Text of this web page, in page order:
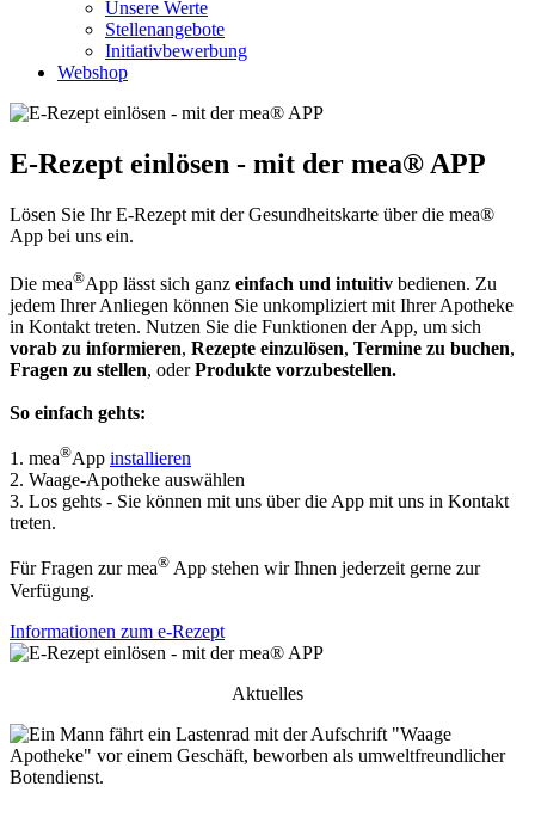
Unsere Werte
Stellenangebote
Initiativbewerbung
Webshop
E-Rezept einlösen - mit der mea® APP
Lösen Sie Ihr E-Rezept mit der Gesundheitskarte über die mea®
App bei uns ein.
Die mea®App lässt sich ganz einfach und intuitiv bedienen. Zu
jedem Ihrer Anliegen können Sie unkompliziert mit Ihrer Apotheke
in Kontakt treten. Nutzen Sie die Funktionen der App, um sich
vorab zu informieren, Rezepte einzulösen, Termine zu buchen,
Fragen zu stellen, oderProdukte vorzubestellen.
So einfach gehts:
1. mea®App installieren
2. Waage-Apotheke auswählen
3. Los gehts - Sie können mit uns über die App mit uns in Kontakt
treten.
Für Fragen zur mea® App stehen wir Ihnen jederzeit gerne zur
Verfügung.
Informationen zum e-Rezept
Aktuelles